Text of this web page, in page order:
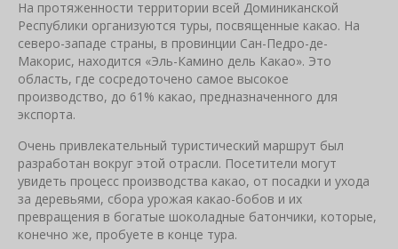
На протяженности территории всей Доминиканской
Республики организуются туры, посвященные какао. На
северо-западе страны, в провинции Сан-Педро-де-
Макорис, находится «Эль-Камино дель Какао». Это
область, где сосредоточено самое высокое
производство, до 61% какао, предназначенного для
экспорта.
Очень привлекательный туристический маршрут был
разработан вокруг этой отрасли. Посетители могут
увидеть процесс производства какао, от посадки и ухода
за деревьями, сбора урожая какао-бобов и их
превращения в богатые шоколадные батончики, которые,
конечно же, пробуете в конце тура.